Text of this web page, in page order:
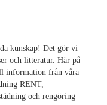
kunskap! Det gör vi
och litteratur. Här på
information från våra
RENT,
och rengöring